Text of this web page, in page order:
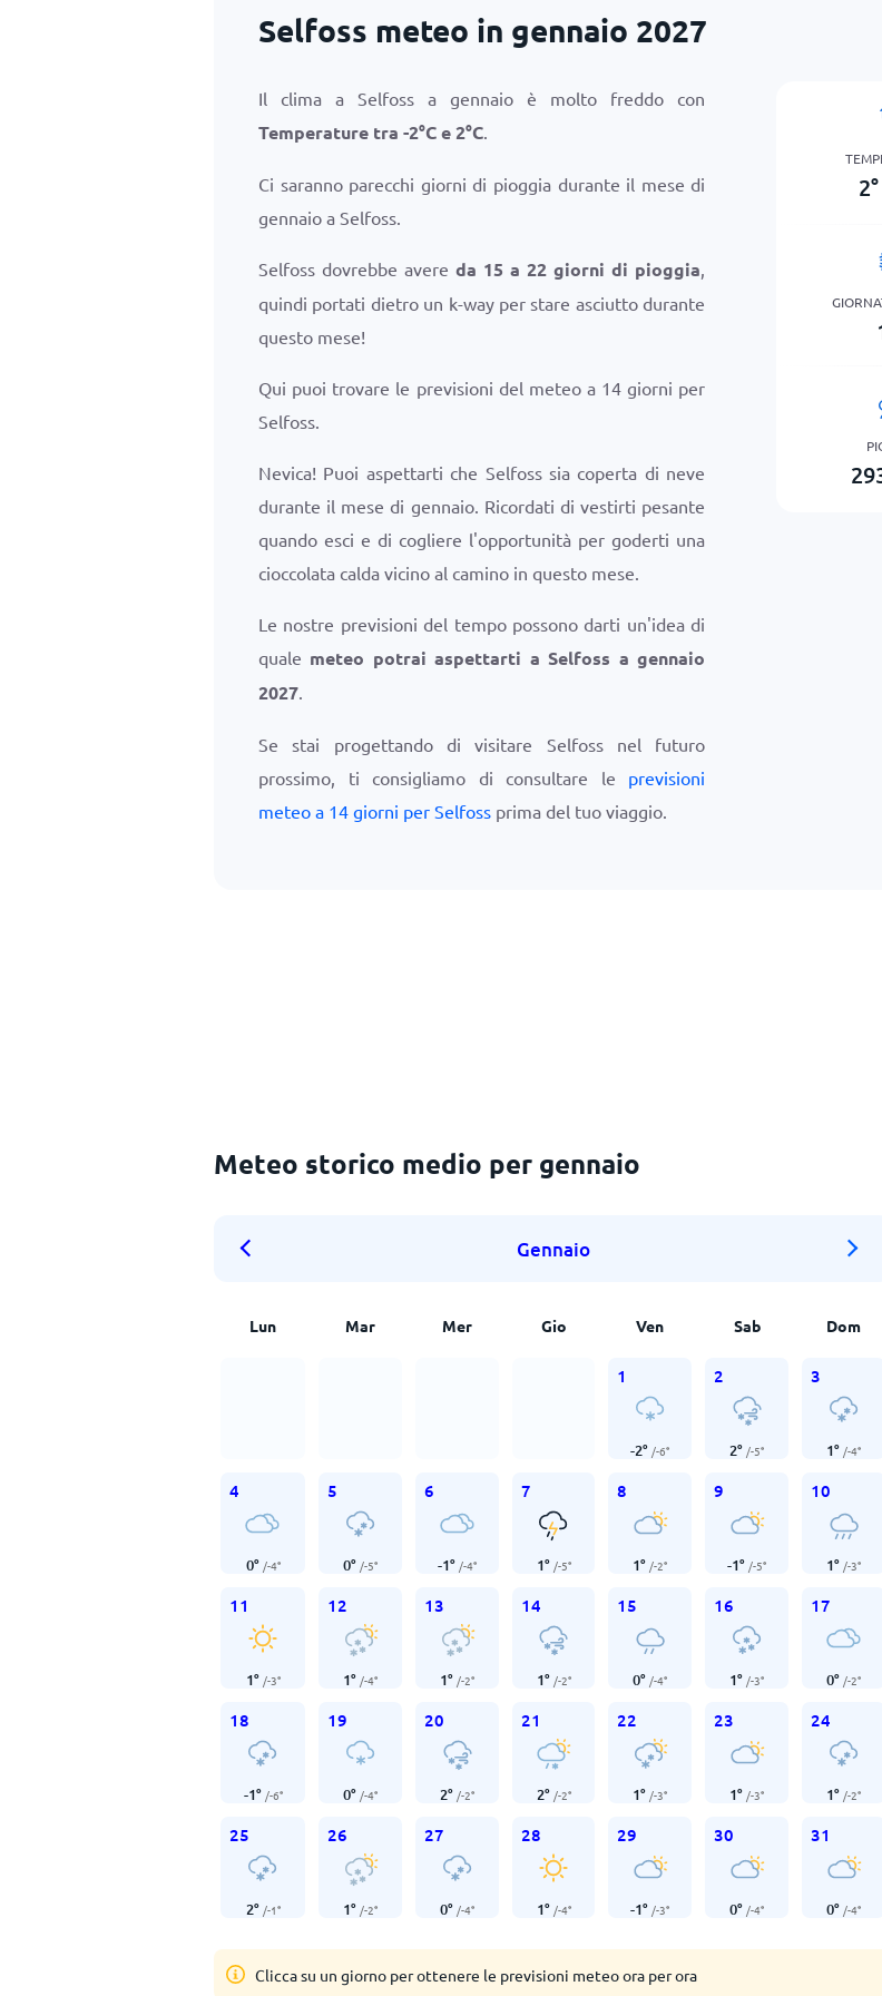
Selfoss meteo in gennaio 2027
Il clima a Selfoss a gennaio è molto freddo con
Temperature tra -2°Ce2°C.
Ci saranno parecchi giorni di pioggia durante il mese di
gennaio a Selfoss.
Selfoss dovrebbe avereda 15 a 22 giorni di pioggia,
quindi portati dietro un k-way per stare asciutto durante
questo mese!
Qui puoi trovare le previsioni del meteo a 14 giorni per
Selfoss.
Nevica! Puoi aspettarti che Selfoss sia coperta di neve
durante il mese di gennaio. Ricordati di vestirti pesante
quando esci e di cogliere l'opportunità per goderti una
cioccolata calda vicino al camino in questo mese.
Le nostre previsioni del tempo possono darti un'idea di
quale meteo potrai aspettarti a Selfoss a gennaio
2027.
Se stai progettando di visitare Selfoss nel futuro
prossimo, ti consigliamo di consultare le previsioni
meteo a 14 giorni per Selfoss prima del tuo viaggio.
2°
Meteo storico medio per gennaio
Gennaio
Lun Mar Mer Gio Ven Sab Dom
1
-2° /-6°
2
2° /-5°
3
1° /-4°
4
0° /-4°
5
0° /-5°
6
-1° /-4°
7
1° /-5°
8
1° /-2°
9
-1° /-5°
10
1° /-3°
11
1° /-3°
12
1° /-4°
13
1° /-2°
14
1° /-2°
15
0° /-4°
16
1° /-3°
17
0° /-2°
18
-1° /-6°
19
0° /-4°
20
2° /-2°
21
2° /-2°
22
1° /-3°
23
1° /-3°
24
1° /-2°
25
2° /-1°
26
1° /-2°
27
0° /-4°
28
1° /-4°
29
-1° /-3°
30
0° /-4°
31
0° /-4°
Clicca su un giorno per ottenere le previsioni meteo ora per ora